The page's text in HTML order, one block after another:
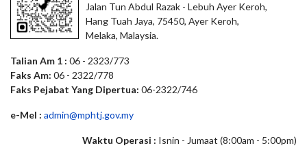
Jalan Tun Abdul Razak - Lebuh Ayer Keroh,
Hang Tuah Jaya, 75450, Ayer Keroh,
Melaka, Malaysia.
Talian Am 1 : 06 - 2323/773
Faks Am: 06 - 2322/778
Faks Pejabat Yang Dipertua: 06-2322/746
e-Mel : admin@mphtj.gov.my
Waktu Operasi : Isnin - Jumaat (8:00am - 5:00pm)